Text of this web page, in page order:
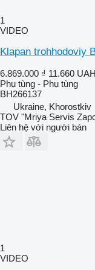
1
VIDEO
Klapan trohhodoviy
6.869.000 ₫ 11.660 UAH
Phụ tùng - Phụ tùng
BH266137
Ukraine, Khorostkiv
TOV "Mriya Servis
Liên hệ với người bán
1
VIDEO